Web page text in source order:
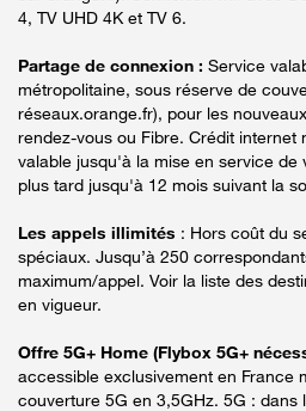
4, TV UHD 4K et TV 6.
Partage de connexion : Service
métropolitaine, sous réserve de
réseaux.orange.fr), pour les
rendez-vous ou Fibre. Crédit internet
valable jusqu'à la mise en service de
plus tard jusqu'à 12 mois suivant la
Les appels illimités : Hors coût du
spéciaux. Jusqu’à 250
maximum/appel. Voir la liste des
en vigueur.
Offre 5G+ Home (Flybox 5G+
accessible exclusivement en France
couverture 5G en 3,5GHz. 5G : dans